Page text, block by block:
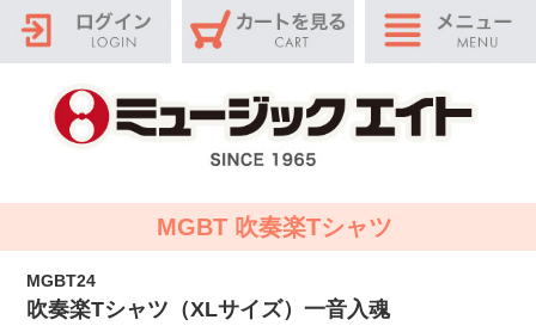
MGBT 吹奏楽Tシャツ
MGBT24
吹奏楽Tシャツ（XLサイズ）一音入魂